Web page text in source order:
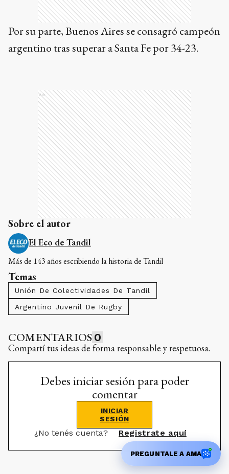
Por su parte, Buenos Aires se consagró campeón
argentino tras superar a Santa Fe por 34-23.
Ads
Sobre el autor
El Eco de Tandil
Más de 143 años escribiendo la historia de Tandil
Temas
Unión De Colectividades De Tandil
Argentino Juvenil De Rugby
COMENTARIOS 0
Compartí tus ideas de forma responsable y respetuosa.
Debes iniciar sesión para poder
comentar
INICIAR
SESIÓN
¿No tenés cuenta? Registrate aquí
PREGUNTALE A AMA